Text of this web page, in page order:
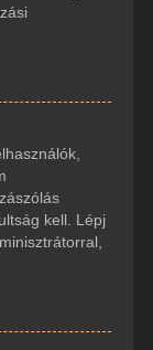
kell. Lépj